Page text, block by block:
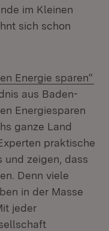
im Kleinen
sich schon
Energie sparen“
aus Baden-
Energiesparen
ganze Land
praktische
und zeigen, dass
Denn viele
in der Masse
jeder